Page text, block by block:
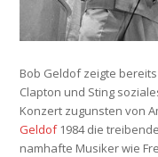
Bob Geldof zeigte
Clapton und Sting
Konzert zugunsten von
Geldof1984 die
namhafte Musiker wie